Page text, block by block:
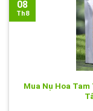
Mua Nụ Hoa
08
Th8